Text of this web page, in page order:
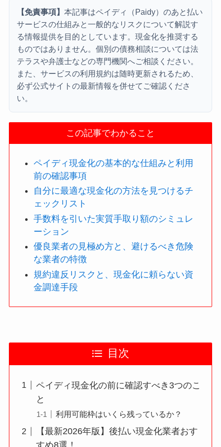
【免責事項】 本記事はペイディ（Paidy）のあと払い
サービスの仕組みと一般的なリスクについて解説す
る情報提供を目的としています。現金化を推奨する
ものではありません。個別の債務相談については法
テラスや弁護士などの専門機関へご相談ください。
また、サービスの利用規約は随時更新されるため、
必ず公式サイトの最新情報を併せてご確認くださ
い。
この記事でわかること
ペイディ現金化の基本的な仕組みと利用
前の確認事項
自分に最適な現金化の方法を見つけるチ
ェックリスト
手数料を引いた実質手取り額のシミュレ
ーション
優良業者の見極め方と、避けるべき危険
な業者の特徴
規約違反リスクと、現金化に頼らない資
金調達手段
目次
ペイディ現金化の前に確認すべき3つのこ
と
利用可能枠はいくら残っているか？
【最新2026年版】後払い現金化業者おす